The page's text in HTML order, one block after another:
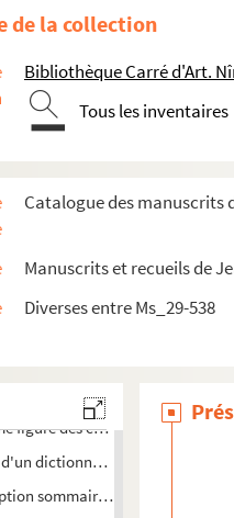
de la collection
Bibliothèque Carré d'Art.
Tous les inventaires
Catalogue des manuscrits
Manuscrits et recueils de
Diverses entre Ms_29-538
matériaux pour un supplément de
de Séguier. Recueil n° 5.
n° 16.
n° 38.
n° 301.
à M. de..... sur le projet d'une
figuré des connoissances
d'un dictionnaire d'agriculture en
sommaire du nouveau semoir